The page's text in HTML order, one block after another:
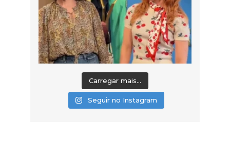
Carregar mais...
Seguir no Instagram